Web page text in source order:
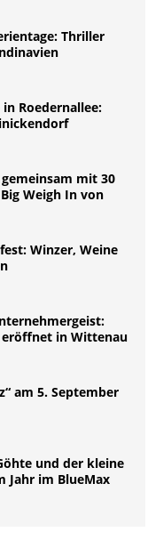
Thriller
in Roedernallee:
mit 30
Weigh In von
Winzer, Weine
eröffnet in Wittenau
am 5. September
und der kleine
Jahr im BlueMax